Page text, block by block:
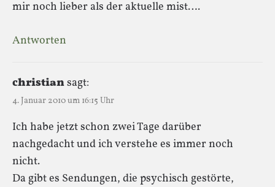
mir noch lieber als der aktuelle mist….
Antworten
christiansagt:
4. Januar 2010 um 16:15 Uhr
Ich habe jetzt schon zwei Tage darüber
nachgedacht und ich verstehe es immer noch
nicht.
Da gibt es Sendungen, die psychisch gestörte,